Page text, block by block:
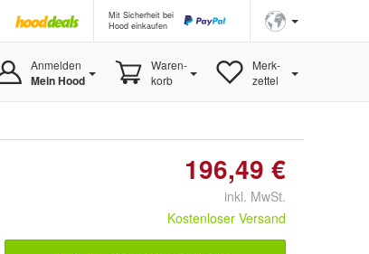
Mit Sicherheit bei
Hood einkaufen
Anmelden
Mein Hood
Waren-
korb
Merk-
zettel
196,49 €
inkl. MwSt.
Kostenloser Versand